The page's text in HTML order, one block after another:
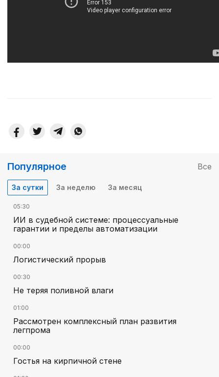
Популярное Все
За сутки За неделю За месяц
05:30
ИИ в судебной системе: процессуальные
гарантии и пределы автоматизации
00:00
Логистический прорыв
00:30
Не теряя поливной влаги
01:00
Рассмотрен комплексный план развития
легпрома
00:00
Гостья на кирпичной стене